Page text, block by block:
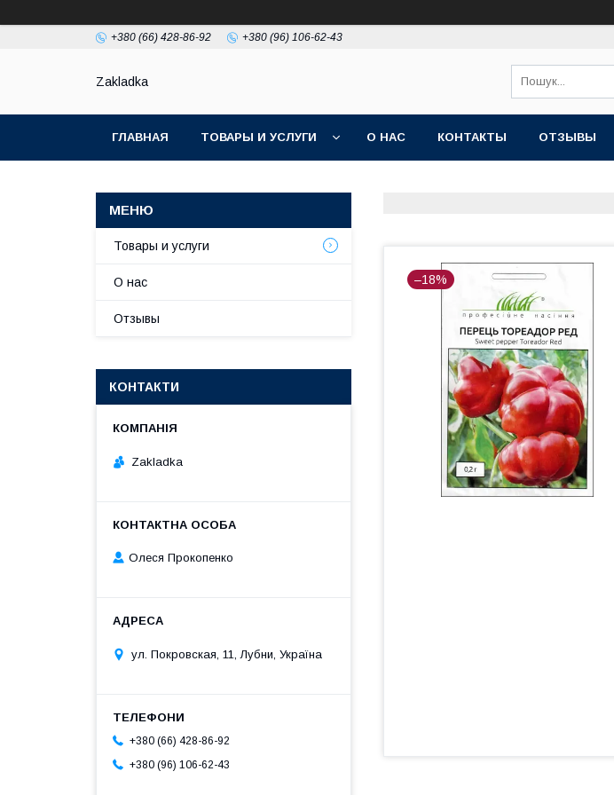
+380 (66) 428-86-92 +380 (96) 106-62-43
Zakladka
ГЛАВНАЯ ТОВАРЫ И УСЛУГИ О НАС КОНТАКТЫ ОТЗЫВЫ
–18%
Товары и услуги
О нас
Отзывы
КОНТАКТИ
Zakladka
Олеся Прокопенко
ул. Покровская, 11, Лубни, Україна
+380 (66) 428-86-92
+380 (96) 106-62-43